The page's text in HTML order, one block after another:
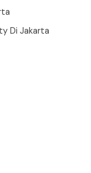
Di Jakarta